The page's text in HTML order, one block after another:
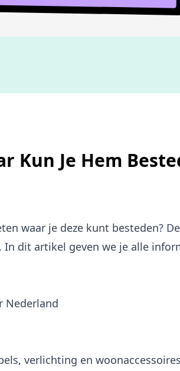
Kun Je Hem
waar je deze kunt besteden?
dit artikel geven we je alle
Nederland
verlichting en